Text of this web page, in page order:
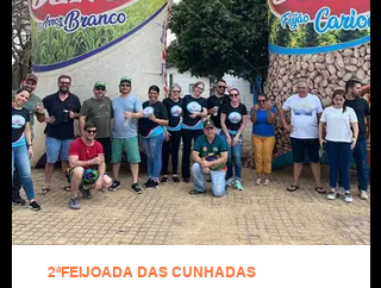
2ªFEIJOADA DAS CUNHADAS